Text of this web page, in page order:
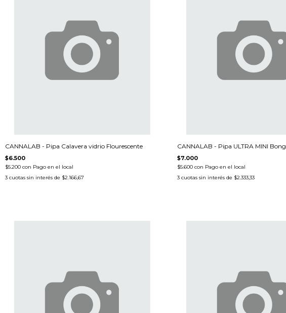
CANNALAB - Pipa Calavera vidrio Flourescente
$6.500
$5.200 con Pago en el local
3 cuotas sin interés de $2.166,67
CANNALAB - Pipa ULTRA MINI Bong
$7.000
$5.600 con Pago en el local
3 cuotas sin interés de $2.333,33